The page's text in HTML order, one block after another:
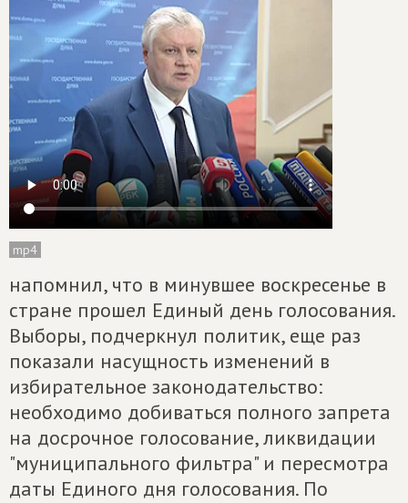
mp4
напомнил, что в минувшее воскресенье в
стране прошел Единый день голосования.
Выборы, подчеркнул политик, еще раз
показали насущность изменений в
избирательное законодательство:
необходимо добиваться полного запрета
на досрочное голосование, ликвидации
"муниципального фильтра" и пересмотра
даты Единого дня голосования. По